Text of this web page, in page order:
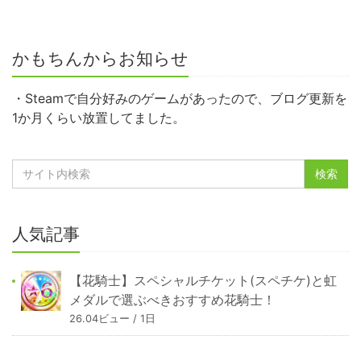
かもちんからお知らせ
・Steamで自分好みのゲームがあったので、ブログ更新を
1か月くらい放置してました。
人気記事
【花騎士】スペシャルチケット(スペチケ)と虹
メダルで選ぶべきおすすめ花騎士！
26.04ビュー / 1日